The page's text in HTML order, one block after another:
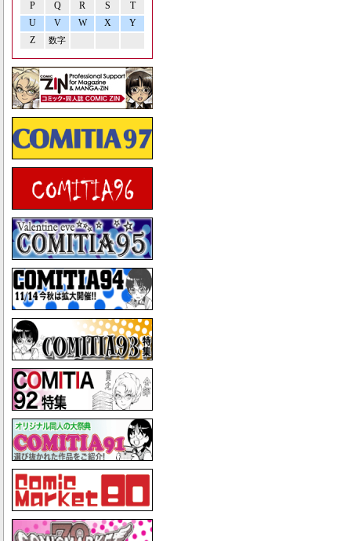
P Q R S
T
U
V W X
Y
Z
数字